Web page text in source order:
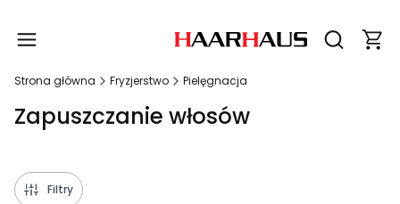
Otwórz
Strona główna Fryzjerstwo Pielęgnacja
Zapuszczanie włosów
Filtry